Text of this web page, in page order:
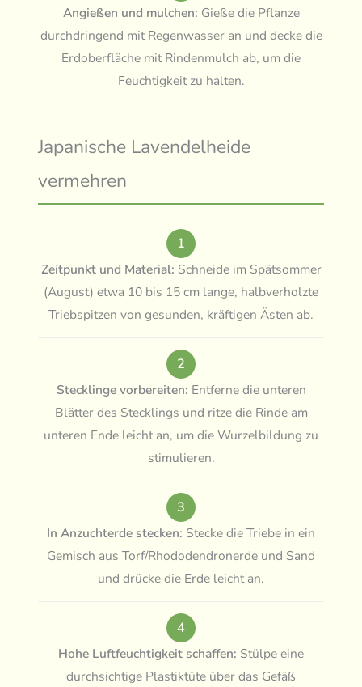
Angießen und mulchen: Gieße die Pflanze
durchdringend mit Regenwasser an und decke die
Erdoberfläche mit Rindenmulch ab, um die
Feuchtigkeit zu halten.
Japanische Lavendelheide
vermehren
1
Zeitpunkt und Material: Schneide im Spätsommer
(August) etwa 10 bis 15 cm lange, halbverholzte
Triebspitzen von gesunden, kräftigen Ästen ab.
2
Stecklinge vorbereiten: Entferne die unteren
Blätter des Stecklings und ritze die Rinde am
unteren Ende leicht an, um die Wurzelbildung zu
stimulieren.
3
In Anzuchterde stecken: Stecke die Triebe in ein
Gemisch aus Torf/Rhododendronerde und Sand
und drücke die Erde leicht an.
4
Hohe Luftfeuchtigkeit schaffen: Stülpe eine
durchsichtige Plastiktüte über das Gefäß